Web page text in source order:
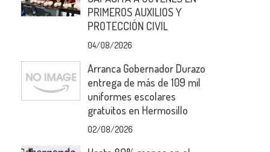
PRIMEROS AUXILIOS Y
PROTECCIÓN CIVIL
04/08/2026
Arranca Gobernador Durazo
entrega de más de 109 mil
uniformes escolares
gratuitos en Hermosillo
02/08/2026